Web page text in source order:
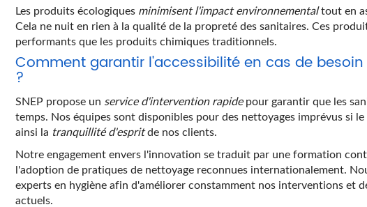
Les produits écologiques minimisent l'impact environnementaltout en
Cela ne nuit en rien à la qualité de la propreté des sanitaires. Ces
performants que les produits chimiques traditionnels.
Comment garantir l'accessibilité en cas de
?
SNEP propose un service d'intervention rapidepour garantir que les
temps. Nos équipes sont disponibles pour des nettoyages imprévus si
ainsi la tranquillité d'espritde nos clients.
Notre engagement envers l'innovation se traduit par une formation
l'adoption de pratiques de nettoyage reconnues internationalement.
experts en hygiène afin d'améliorer constamment nos interventions et
actuels.